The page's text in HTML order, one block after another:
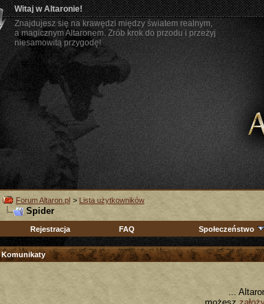
Witaj w Altaronie!
Znajdujesz się na krawędzi między światem realnym,
a magicznym Altaronem. Zrób krok do przodu i przeżyj
niesamowitą przygodę!
Forum Altaron.pl > Lista użytkowników
Spider
Rejestracja FAQ Społeczeństwo
Komunikaty
...